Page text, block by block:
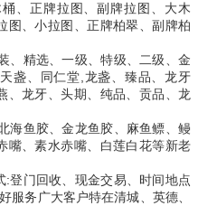
、正牌拉图、副牌拉图、大木
图、小拉图、正牌柏翠、副牌柏
、精选、一级、特级、二级、金
盏、同仁堂,龙盏、臻品、龙牙
、龙牙、头期、纯品、贡品、龙
海鱼胶、金龙鱼胶、麻鱼鳔、鳗
嘴、素水赤嘴、白莲白花等新老
登门回收、现金交易、时间地点
服务广大客户特在清城、英德、